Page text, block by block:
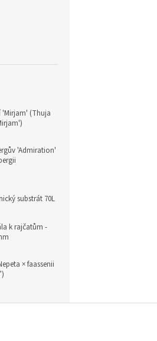
'Mirjam' (Thuja
'Admiration'
substrát 70L
k rajčatům -
× faassenii